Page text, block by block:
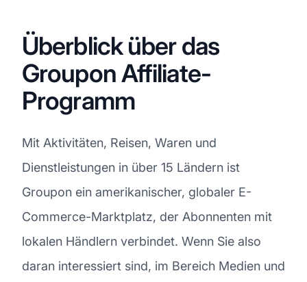
Überblick über das
Groupon Affiliate-
Programm
Mit Aktivitäten, Reisen, Waren und
Dienstleistungen in über 15 Ländern ist
Groupon ein amerikanischer, globaler E-
Commerce-Marktplatz, der Abonnenten mit
lokalen Händlern verbindet. Wenn Sie also
daran interessiert sind, im Bereich Medien und